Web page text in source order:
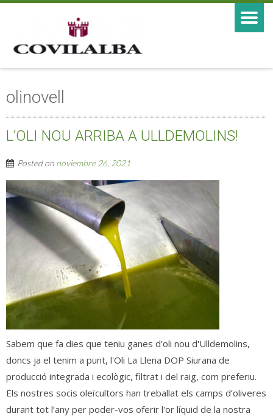
olinovell
L’OLI NOU ARRIBA A ULLDEMOLINS!
Posted on noviembre 26, 2021
Sabem que fa dies que teniu ganes d'oli nou d'Ulldemolins,
doncs ja el tenim a punt, l'Oli La Llena DOP Siurana de
producció integrada i ecològic, filtrat i del raig, com preferiu.
Els nostres socis oleïcultors han treballat els camps d’oliveres
durant tot l’any per poder-vos oferir l'or líquid de la nostra